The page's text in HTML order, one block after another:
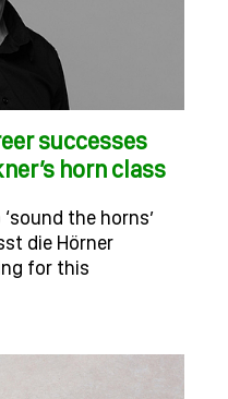
successes
horn class
the horns’
die Hörner
for this